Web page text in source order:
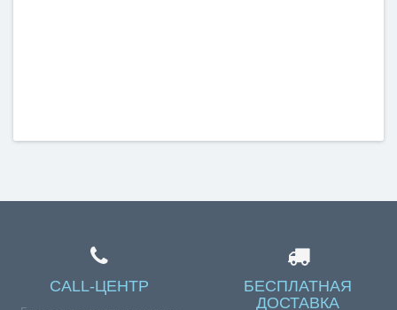
CALL-ЦЕНТР
БЕСПЛАТНАЯ
ДОСТАВКА